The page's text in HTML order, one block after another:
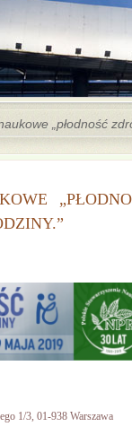
„płodność
1/3, 01-938 Warszawa